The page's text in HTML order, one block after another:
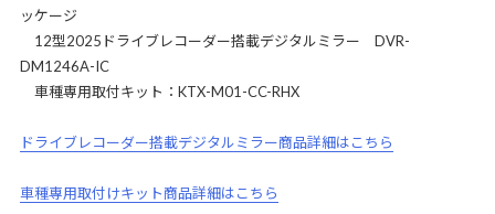
ッケージ
12型2025ドライブレコーダー搭載デジタルミラー DVR-
DM1246A-IC
車種専用取付キット：KTX-M01-CC-RHX
ドライブレコーダー搭載デジタルミラー商品詳細はこちら
車種専用取付けキット商品詳細はこちら